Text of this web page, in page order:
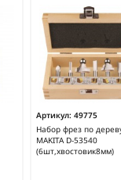
Артикул: 49775
Набор фрез по
MAKITA D-53540
(6шт,хвостовик8мм)